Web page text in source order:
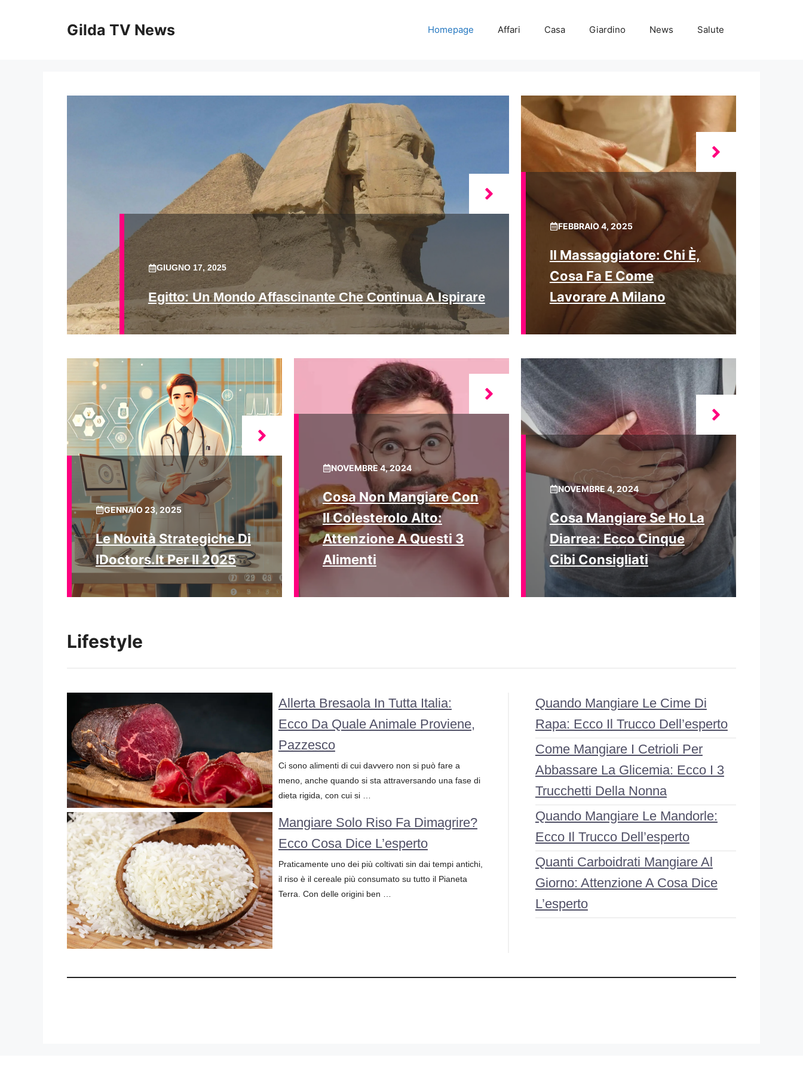
Gilda TV News Homepage Affari Casa Giardino News Salute
GIUGNO 17, 2025
Egitto: Un Mondo Affascinante Che Continua A Ispirare
FEBBRAIO 4, 2025
Il Massaggiatore: Chi È,
Cosa Fa E Come
Lavorare A Milano
GENNAIO 23, 2025
Le Novità Strategiche Di
IDoctors.it Per Il 2025
NOVEMBRE 4, 2024
Cosa Non Mangiare Con
Il Colesterolo Alto:
Attenzione A Questi 3
Alimenti
NOVEMBRE 4, 2024
Cosa Mangiare Se Ho La
Diarrea: Ecco Cinque
Cibi Consigliati
Lifestyle
Allerta Bresaola In Tutta Italia:
Ecco Da Quale Animale Proviene,
Pazzesco
Ci sono alimenti di cui davvero non si può fare a
meno, anche quando si sta attraversando una fase di
dieta rigida, con cui si …
Mangiare Solo Riso Fa Dimagrire?
Ecco Cosa Dice L’esperto
Praticamente uno dei più coltivati sin dai tempi antichi,
il riso è il cereale più consumato su tutto il Pianeta
Terra. Con delle origini ben …
Quando Mangiare Le Cime Di
Rapa: Ecco Il Trucco Dell’esperto
Come Mangiare I Cetrioli Per
Abbassare La Glicemia: Ecco I 3
Trucchetti Della Nonna
Quando Mangiare Le Mandorle:
Ecco Il Trucco Dell’esperto
Quanti Carboidrati Mangiare Al
Giorno: Attenzione A Cosa Dice
L’esperto